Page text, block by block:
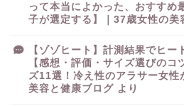
って本当によかった、おすすめ
子が選定する】｜37歳女性の美
【ゾゾヒート】計測結果でヒー
【感想・評価・サイズ選びのコ
ズ11選！冷え性のアラサー女
美容と健康ブログ より